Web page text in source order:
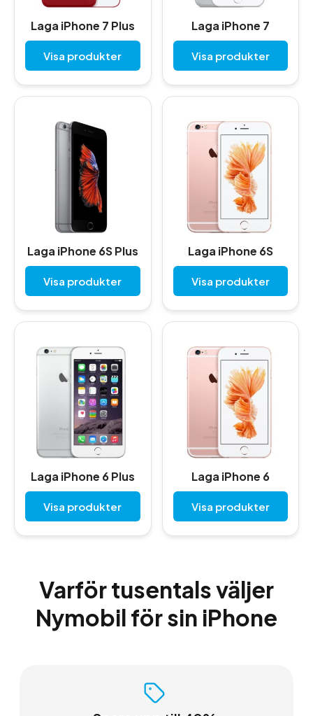
Laga iPhone 7 Plus
Visa produkter
Laga iPhone 7
Visa produkter
Laga iPhone 6S Plus
Visa produkter
Laga iPhone 6S
Visa produkter
Laga iPhone 6 Plus
Visa produkter
Laga iPhone 6
Visa produkter
Varför tusentals väljer
Nymobil för sin iPhone